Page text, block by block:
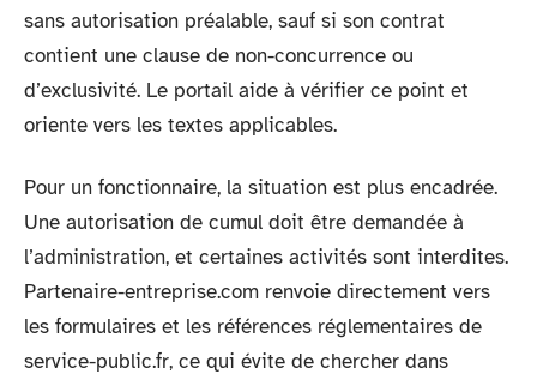
sans autorisation préalable, sauf si son contrat
contient une clause de non-concurrence ou
d’exclusivité. Le portail aide à vérifier ce point et
oriente vers les textes applicables.
Pour un fonctionnaire, la situation est plus encadrée.
Une autorisation de cumul doit être demandée à
l’administration, et certaines activités sont interdites.
Partenaire-entreprise.com renvoie directement vers
les formulaires et les références réglementaires de
service-public.fr, ce qui évite de chercher dans